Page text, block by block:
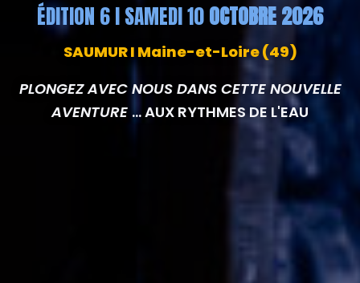
ÉDITION 6 I SAMEDI 10OCTOBRE 2026
SAUMUR I Maine-et-Loire (49)
PLONGEZ AVEC NOUS DANS CETTE NOUVELLE
AVENTURE ... AUX RYTHMES DE L'EAU